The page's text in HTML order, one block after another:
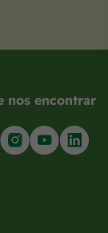
nos encontrar